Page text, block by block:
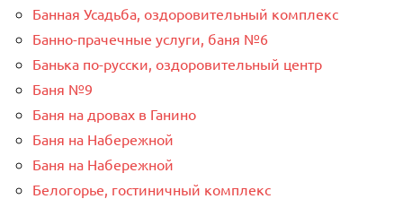
Банная Усадьба, оздоровительный комплекс
Банно-прачечные услуги, баня №6
Банька по-русски, оздоровительный центр
Баня №9
Баня на дровах в Ганино
Баня на Набережной
Баня на Набережной
Белогорье, гостиничный комплекс